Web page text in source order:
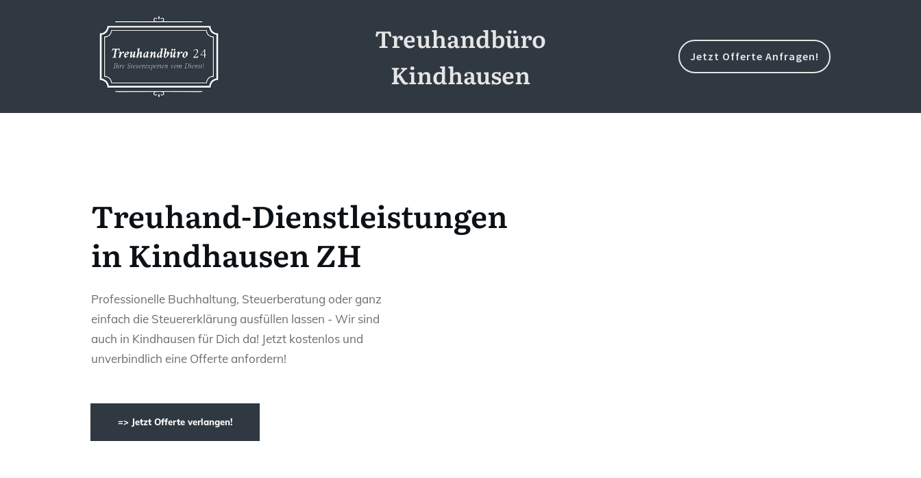
Treuhandbüro
Kindhausen
Jetzt Offerte Anfragen!
Treuhand-Dienstleistungen
in Kindhausen ZH
Professionelle Buchhaltung, Steuerberatung oder ganz
einfach die Steuererklärung ausfüllen lassen - Wir sind
auch in Kindhausen für Dich da! Jetzt kostenlos und
unverbindlich eine Offerte anfordern!
=> Jetzt Offerte verlangen!